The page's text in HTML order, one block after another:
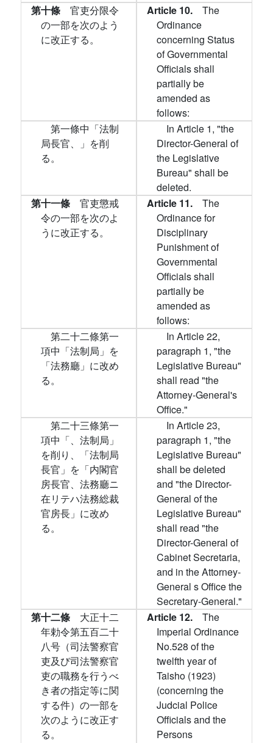
第十條 官吏分限令
の一部を次のよう
に改正する。
Article 10. The
Ordinance
concerning Status
of Governmental
Officials shall
partially be
amended as
follows:
第一條中「法制
局長官、」を削
る。
In Article 1, "the
Director-General of
the Legislative
Bureau" shall be
deleted.
第十一條 官吏懲戒
令の一部を次のよ
うに改正する。
Article 11. The
Ordinance for
Disciplinary
Punishment of
Governmental
Officials shall
partially be
amended as
follows:
第二十二條第一
項中「法制局」を
「法務廳」に改め
る。
In Article 22,
paragraph 1, "the
Legislative Bureau"
shall read "the
Attorney-General's
Office."
第二十三條第一
項中「、法制局」
を削り、「法制局
長官」を「内閣官
房長官、法務廳ニ
在リテハ法務総裁
官房長」に改め
る。
In Article 23,
paragraph 1, "the
Legislative Bureau"
shall be deleted
and "the Director-
General of the
Legislative Bureau"
shall read "the
Director-General of
Cabinet Secretaria,
and in the Attorney-
General s Office the
Secretary-General."
第十二條 大正十二
年勅令第五百二十
八号（司法警察官
吏及び司法警察官
吏の職務を行うべ
き者の指定等に関
する件）の一部を
次のように改正す
る。
Article 12. The
Imperial Ordinance
No.528 of the
twelfth year of
Taisho (1923)
(concerning the
Judcial Police
Officials and the
Persons